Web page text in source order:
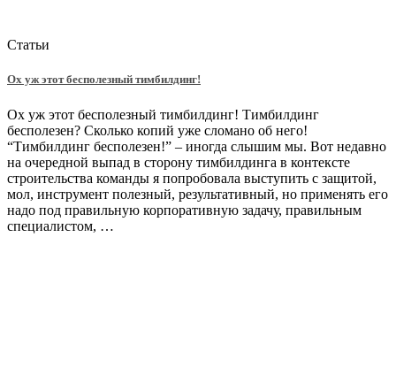
Статьи
Ох уж этот бесполезный тимбилдинг!
Ох уж этот бесполезный тимбилдинг! Тимбилдинг
бесполезен? Сколько копий уже сломано об него!
“Тимбилдинг бесполезен!” – иногда слышим мы. Вот недавно
на очередной выпад в сторону тимбилдинга в контексте
строительства команды я попробовала выступить с защитой,
мол, инструмент полезный, результативный, но применять его
надо под правильную корпоративную задачу, правильным
специалистом, …